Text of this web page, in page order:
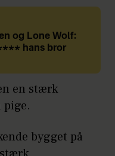
og Lone Wolf:
hans bror
en stærk
pige.
bygget på